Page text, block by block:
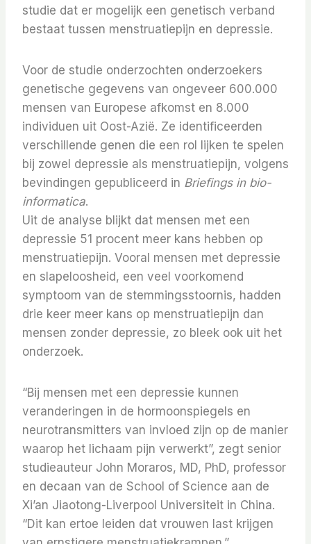
studie dat er mogelijk een genetisch verband
bestaat tussen menstruatiepijn en depressie.
Voor de studie onderzochten onderzoekers
genetische gegevens van ongeveer 600.000
mensen van Europese afkomst en 8.000
individuen uit Oost-Azië. Ze identificeerden
verschillende genen die een rol lijken te spelen
bij zowel depressie als menstruatiepijn, volgens
bevindingen gepubliceerd in Briefings in bio-
informatica.
Uit de analyse blijkt dat mensen met een
depressie 51 procent meer kans hebben op
menstruatiepijn. Vooral mensen met depressie
en slapeloosheid, een veel voorkomend
symptoom van de stemmingsstoornis, hadden
drie keer meer kans op menstruatiepijn dan
mensen zonder depressie, zo bleek ook uit het
onderzoek.
“Bij mensen met een depressie kunnen
veranderingen in de hormoonspiegels en
neurotransmitters van invloed zijn op de manier
waarop het lichaam pijn verwerkt”, zegt senior
studieauteur John Moraros, MD, PhD, professor
en decaan van de School of Science aan de
Xi’an Jiaotong-Liverpool Universiteit in China.
“Dit kan ertoe leiden dat vrouwen last krijgen